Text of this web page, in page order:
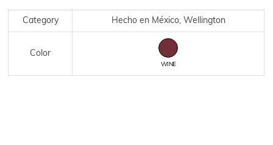
Category Hecho en México, Wellington
Color
WINE